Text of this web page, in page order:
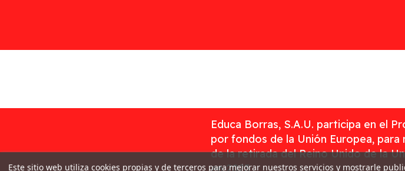
Educa Borras, S.A.U. participa en el
por fondos de la Unión Europea,
de la retirada del Reino Unido de la
Este sitio web utiliza cookies propias y de terceros para mejorar nuestros servicios y mostrarle